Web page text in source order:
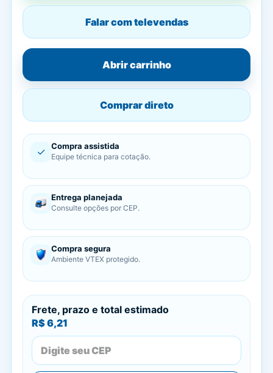
Falar com televendas
Abrir carrinho
Comprar direto
✓ Compra assistida
Equipe técnica para cotação.
Entrega planejada
Consulte opções por CEP.
Compra segura
Ambiente VTEX protegido.
Frete, prazo e total estimado
R$ 6,21